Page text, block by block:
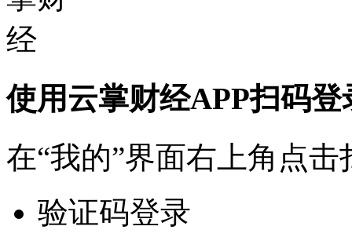
使用云掌财经APP扫码登
在“我的”界面右上角点击
验证码登录